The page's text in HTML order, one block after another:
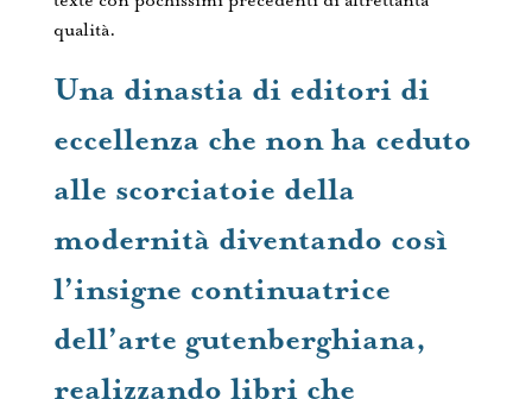
qualità.
Una dinastia di editori di
eccellenza che non ha ceduto
alle scorciatoie della
modernità diventando così
l’insigne continuatrice
dell’arte gutenberghiana,
realizzando libri che